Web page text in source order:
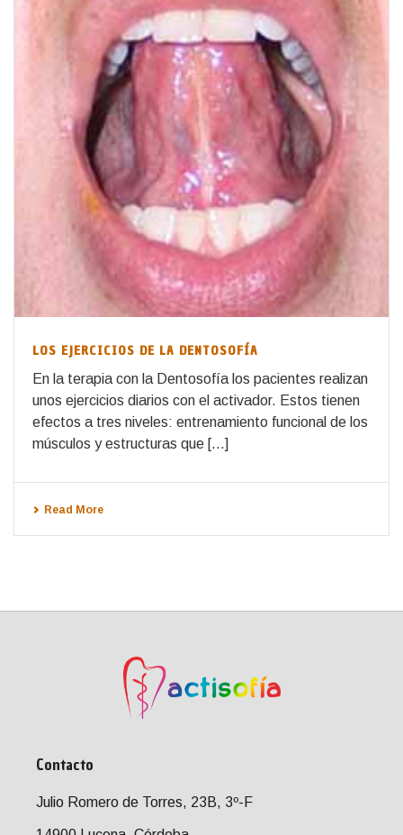
LOS EJERCICIOS DE LA DENTOSOFÍA
En la terapia con la Dentosofía los pacientes realizan
unos ejercicios diarios con el activador. Estos tienen
efectos a tres niveles: entrenamiento funcional de los
músculos y estructuras que [...]
Read More
Contacto
Julio Romero de Torres, 23B, 3º-F